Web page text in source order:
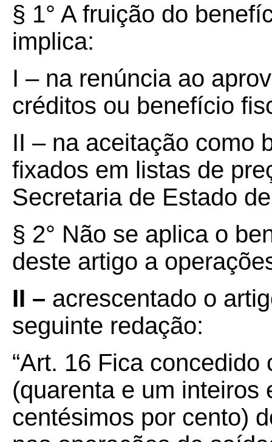
§ 1° A fruição do
implica:
I – na renúncia ao
créditos ou benefício
II – na aceitação como
fixados em listas de
Secretaria de Estado
§ 2° Não se aplica o
deste artigo a
II – acrescentado o
seguinte redação:
“Art. 16 Fica concedido
(quarenta e um inteiros
centésimos por cento)